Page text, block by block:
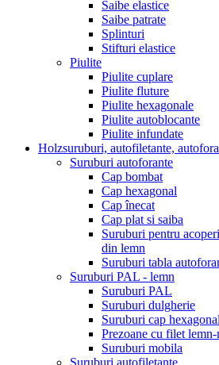
Saibe elastice
Saibe patrate
Splinturi
Stifturi elastice
Piulite
Piulite cuplare
Piulite fluture
Piulite hexagonale
Piulite autoblocante
Piulite infundate
Holzsuruburi, autofiletante,
Suruburi autoforante
Cap bombat
Cap hexagonal
Cap înecat
Cap plat si saiba
Suruburi pentru
din lemn
Suruburi tabla
Suruburi PAL - lemn
Suruburi PAL
Suruburi dulgherie
Suruburi cap hexagonal
Prezoane cu filet lemn-
Suruburi mobila
Suruburi autofiletante